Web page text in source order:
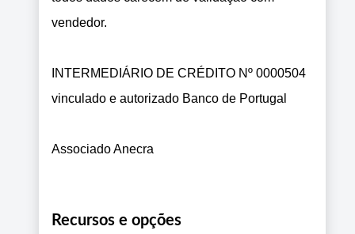
vendedor.
INTERMEDIÁRIO DE CRÉDITO Nº 0000504
vinculado e autorizado Banco de Portugal
Associado Anecra
Recursos e opções